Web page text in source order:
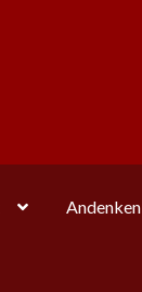
Andenken